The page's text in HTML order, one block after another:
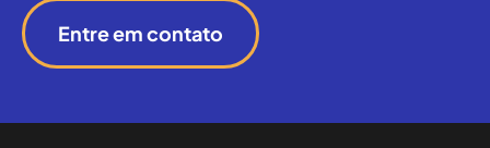
Entre em contato